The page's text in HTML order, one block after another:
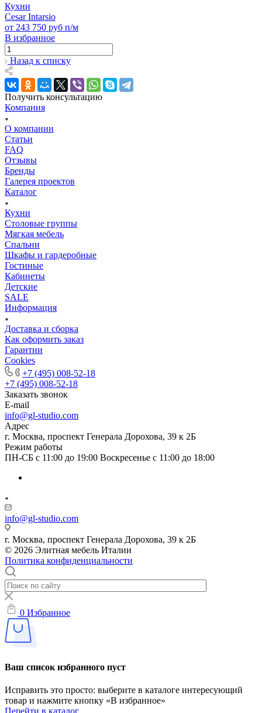
Кухни
Cesar Intarsio
от 243 750 руб п/м
В избранное
Назад к списку
Получить консультацию
Компания
О компании
Статьи
FAQ
Отзывы
Бренды
Галерея проектов
Каталог
Кухни
Столовые группы
Мягкая мебель
Спальни
Шкафы и гардеробные
Гостиные
Кабинеты
Детские
SALE
Информация
Доставка и сборка
Как оформить заказ
Гapaнтии
Cookies
+7 (495) 008-52-18
+7 (495) 008-52-18
Заказать звонок
E-mail
info@gl-studio.com
Адрес
г. Москва, проспект Генерала Дорохова, 39 к 2Б
Режим работы
ПН-СБ с 11:00 до 19:00 Воскресенье с 11:00 до 18:00
info@gl-studio.com
г. Москва, проспект Генерала Дорохова, 39 к 2Б
© 2026 Элитнaя мeбeль Итaлии
Политика конфиденциальности
0 Избранное
Ваш список избранного пуст
Исправить это просто: выберите в каталоге интересующий
товар и нажмите кнопку «В избранное»